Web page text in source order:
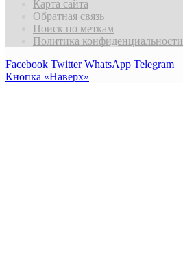
Карта сайта
Обратная связь
Поиск по меткам
Политика конфиденциальности
Facebook Twitter WhatsApp Telegram
Кнопка «Наверх»